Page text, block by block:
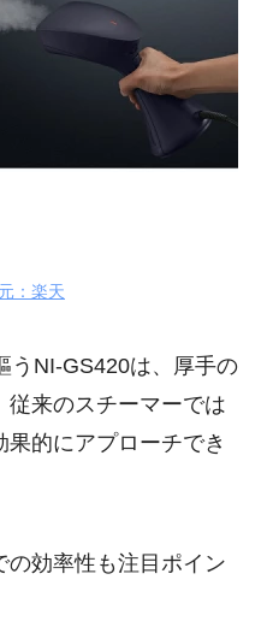
：楽天
うNI-GS420は、厚手の
従来のスチーマーでは
的にアプローチでき
効率性も注目ポイン